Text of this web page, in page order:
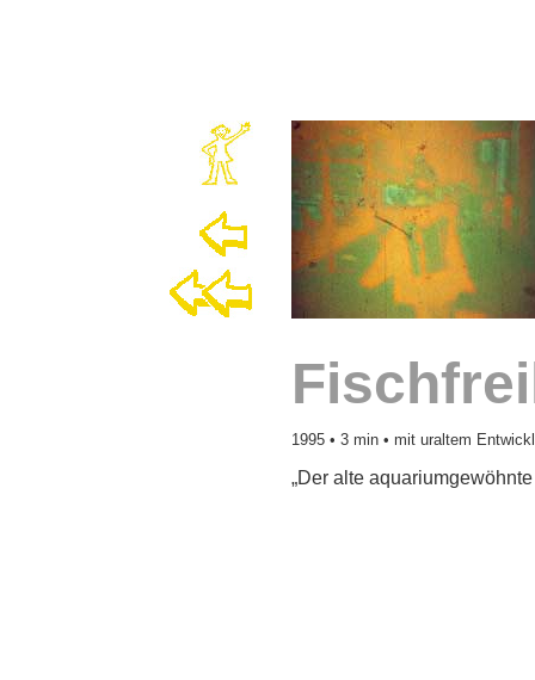
1995 • 3 min • mit uraltem
„Der alte